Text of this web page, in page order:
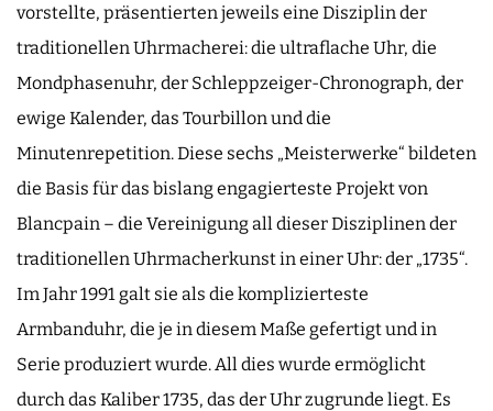
vorstellte, präsentierten jeweils eine Disziplin der
traditionellen Uhrmacherei: die ultraflache Uhr, die
Mondphasenuhr, der Schleppzeiger-Chronograph, der
ewige Kalender, das Tourbillon und die
Minutenrepetition. Diese sechs „Meisterwerke“ bildeten
die Basis für das bislang engagierteste Projekt von
Blancpain – die Vereinigung all dieser Disziplinen der
traditionellen Uhrmacherkunst in einer Uhr: der „1735“.
Im Jahr 1991 galt sie als die komplizierteste
Armbanduhr, die je in diesem Maße gefertigt und in
Serie produziert wurde. All dies wurde ermöglicht
durch das Kaliber 1735, das der Uhr zugrunde liegt. Es